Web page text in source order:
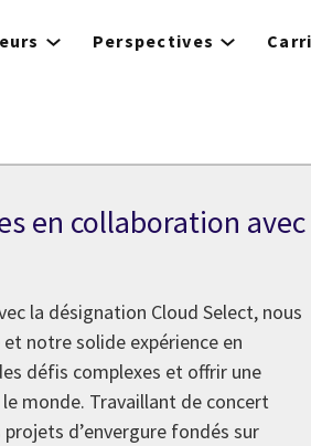
Perspectives
en collaboration avec
la désignation Cloud Select, nous
notre solide expérience en
défis complexes et offrir une
monde. Travaillant de concert
projets d’envergure fondés sur